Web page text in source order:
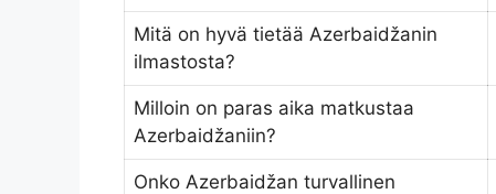
Mitä on hyvä tietää Azerbaidžanin
ilmastosta?
Milloin on paras aika matkustaa
Azerbaidžaniin?
Onko Azerbaidžan turvallinen